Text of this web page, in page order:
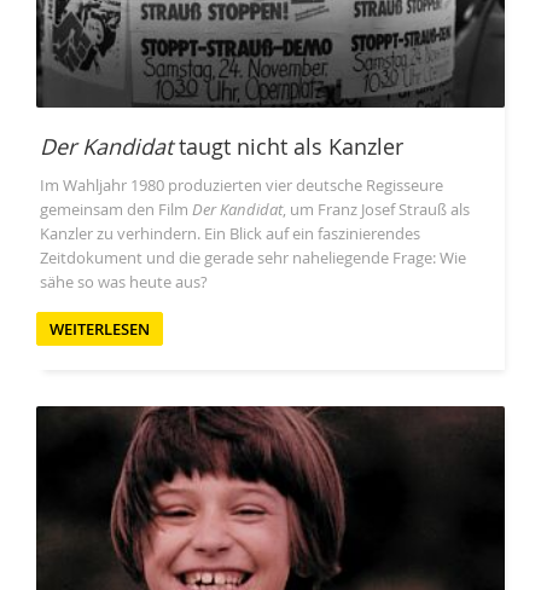
Der Kandidattaugt nicht als Kanzler
Im Wahljahr 1980 produzierten vier deutsche Regisseure
gemeinsam den Film Der Kandidat, um Franz Josef Strauß als
Kanzler zu verhindern. Ein Blick auf ein faszinierendes
Zeitdokument und die gerade sehr naheliegende Frage: Wie
sähe so was heute aus?
WEITERLESEN